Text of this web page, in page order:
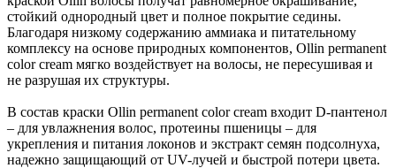
стойкий однородный цвет и полное покрытие седины.
Благодаря низкому содержанию аммиака и питательному
комплексу на основе природных компонентов, Ollin permanent
color cream мягко воздействует на волосы, не пересушивая и
не разрушая их структуры.
В состав краски Ollin permanent color cream входит D-пантенол
– для увлажнения волос, протеины пшеницы – для
укрепления и питания локонов и экстракт семян подсолнуха,
надежно защищающий от UV-лучей и быстрой потери цвета.